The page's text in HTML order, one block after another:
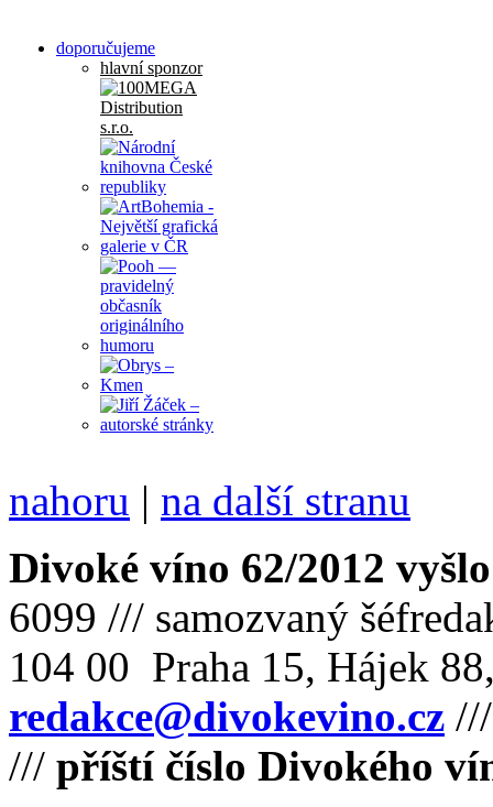
doporučujeme
hlavní sponzor
nahoru | na další stranu
Divoké víno 62/2012
6099 /// samozvaný
104 00 Praha 15, Hájek
redakce@divokevino.cz
/// příští číslo Divokého